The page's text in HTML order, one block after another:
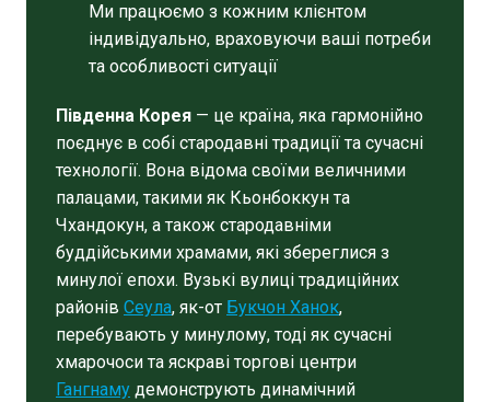
Ми працюємо з кожним клієнтом
індивідуально, враховуючи ваші потреби
та особливості ситуації
Південна Корея — це країна, яка гармонійно
поєднує в собі стародавні традиції та сучасні
технології. Вона відома своїми величними
палацами, такими як Кьонбоккун та
Чхандокун, а також стародавніми
буддійськими храмами, які збереглися з
минулої епохи. Вузькі вулиці традиційних
районів Сеула, як-от Букчон Ханок,
перебувають у минулому, тоді як сучасні
хмарочоси та яскраві торгові центри
Гангнаму демонструють динамічний